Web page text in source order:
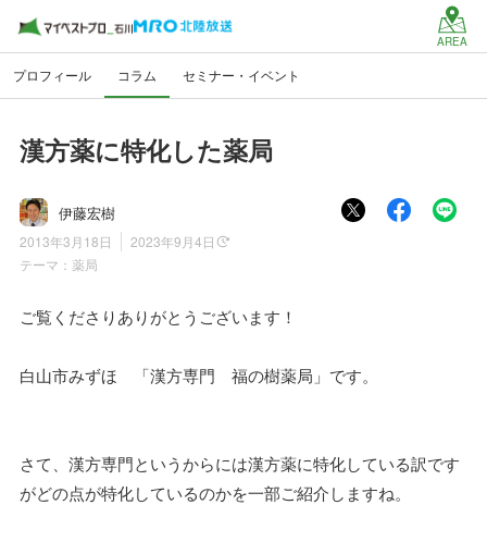
AREA
プロフィール コラム セミナー・イベント
漢方薬に特化した薬局
伊藤宏樹
2013年3月18日
2023年9月4日
テーマ： 薬局
ご覧くださりありがとうございます！
白山市みずほ 「漢方専門 福の樹薬局」です。
さて、漢方専門というからには漢方薬に特化している訳です
がどの点が特化しているのかを一部ご紹介しますね。